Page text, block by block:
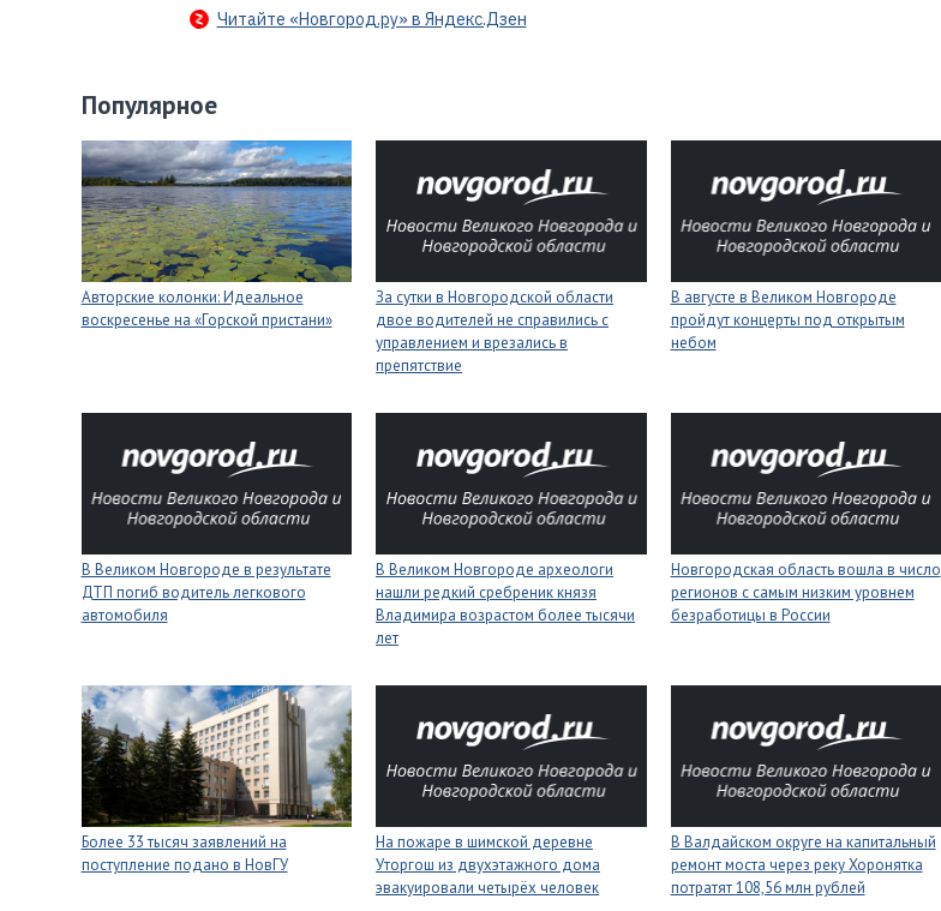
Читайте «Новгород.ру» в Яндекс.Дзен
Популярное
Авторские колонки: Идеальное
воскресенье на «Горской пристани»
За сутки в Новгородской области
двое водителей не справились с
управлением и врезались в
препятствие
В августе в Великом Новгороде
пройдут концерты под открытым
небом
В Великом Новгороде в результате
ДТП погиб водитель легкового
автомобиля
В Великом Новгороде археологи
нашли редкий сребреник князя
Владимира возрастом более тысячи
лет
Новгородская область вошла в число
регионов с самым низким уровнем
безработицы в России
Более 33 тысяч заявлений на
поступление подано в НовГУ
На пожаре в шимской деревне
Уторгош из двухэтажного дома
эвакуировали четырёх человек
В Валдайском округе на капитальный
ремонт моста через реку Хоронятка
потратят 108,56 млн рублей